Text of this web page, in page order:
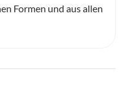
Formen und aus allen